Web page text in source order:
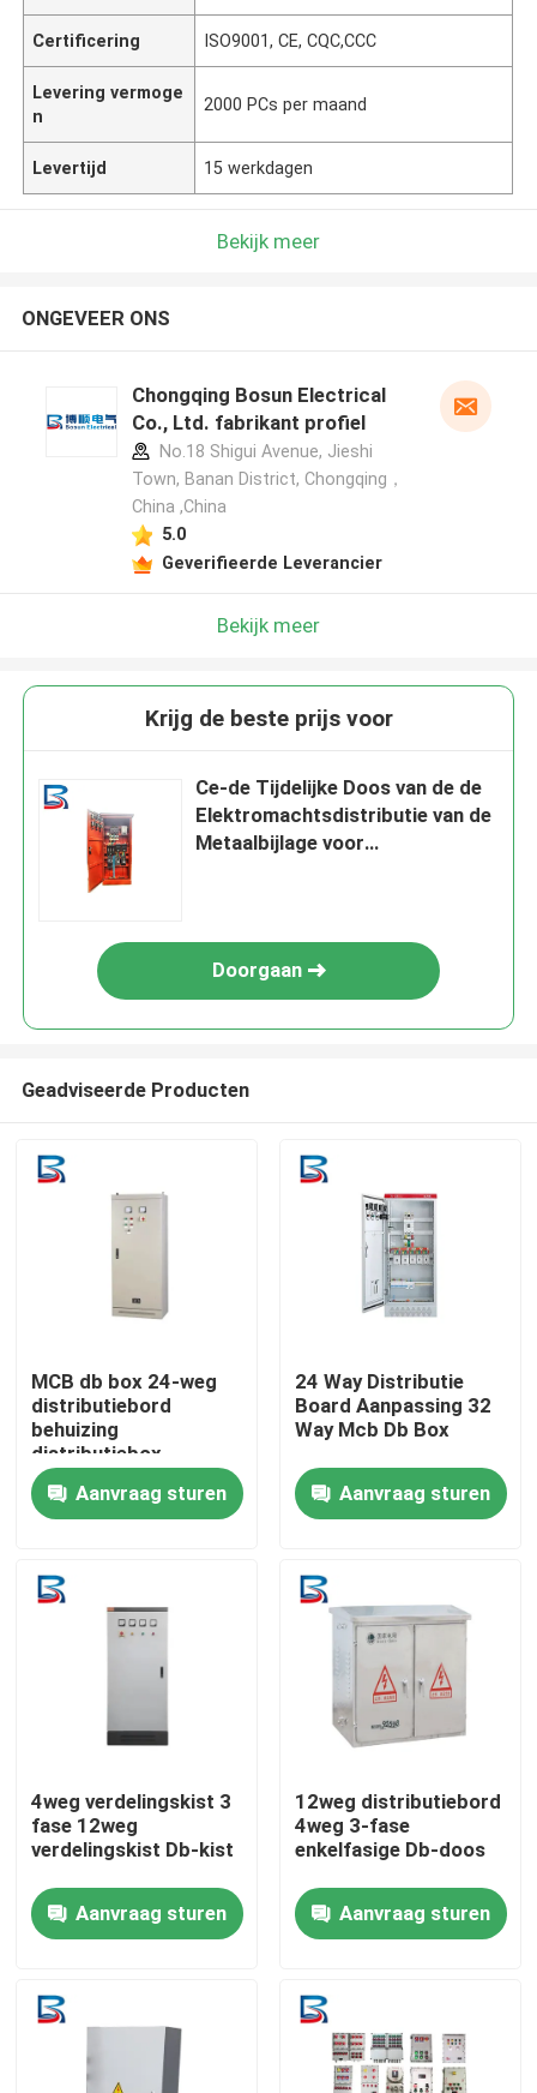
Huis
Producten
Fabrieksreis
Nieuws
Gevallen
Verzoek om een Citaat
hoogspanningsmechanisme
Certificering ISO9001, CE, CQC,CCC
Levering vermoge
n
2000 PCs per maand
Levertijd 15 werkdagen
Bekijk meer
ONGEVEER ONS
Chongqing Bosun Electrical
Co., Ltd. fabrikant profiel
No.18 Shigui Avenue, Jieshi
Town, Banan District, Chongqing，
China ,China
5.0
Geverifieerde Leverancier
Bekijk meer
Krijg de beste prijs voor
Ce-de Tijdelijke Doos van de de
Elektromachtsdistributie van de
Metaalbijlage voor
Doorgaan
Geadviseerde Producten
MCB db box 24-weg
distributiebord
behuizing
distributiebox
Aanvraag sturen
24 Way Distributie
Board Aanpassing 32
Way Mcb Db Box
Aanvraag sturen
4weg verdelingskist 3
fase 12weg
verdelingskist Db-kist
Aanvraag sturen
12weg distributiebord
4weg 3-fase
enkelfasige Db-doos
Aanvraag sturen